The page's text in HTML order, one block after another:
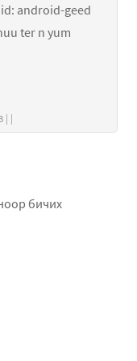
android-geed
ter n yum
dao хэзээ бичсэн: 2014-01-17 17:03 | |
бичих